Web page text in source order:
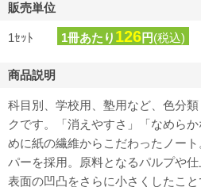
販売単位
1ｾｯﾄ 1冊あたり 126円(税込)
商品説明
科目別、学校用、塾用など、色分
クです。「消えやすさ」「なめら
めに紙の繊維からこだわったノー
パーを採用。原料となるパルプや
表面の凹凸をさらに小さくしたこ